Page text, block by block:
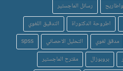
رسائل الماجستير
اطروحة الدكتوراة
التدقيق اللغوي
مدقق لغوي التحليل الاحصائي
spss
بروبوزال
مقترح الماجستير